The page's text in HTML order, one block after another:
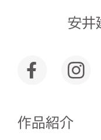
安井
作品紹介